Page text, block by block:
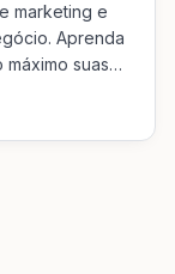
marketing e
Aprenda
suas